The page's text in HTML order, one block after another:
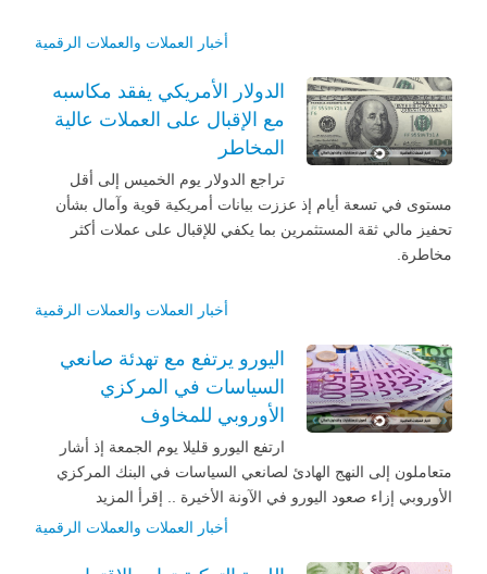
أخبار العملات والعملات الرقمية
الدولار الأمريكي يفقد مكاسبه
مع الإقبال على العملات عالية
المخاطر
تراجع الدولار يوم الخميس إلى أقل
مستوى في تسعة أيام إذ عززت بيانات أمريكية قوية وآمال بشأن
تحفيز مالي ثقة المستثمرين بما يكفي للإقبال على عملات أكثر
مخاطرة.
أخبار العملات والعملات الرقمية
اليورو يرتفع مع تهدئة صانعي
السياسات في المركزي
الأوروبي للمخاوف
ارتفع اليورو قليلا يوم الجمعة إذ أشار
متعاملون إلى النهج الهادئ لصانعي السياسات في البنك المركزي
الأوروبي إزاء صعود اليورو في الآونة الأخيرة .. إقرأ المزيد
أخبار العملات والعملات الرقمية